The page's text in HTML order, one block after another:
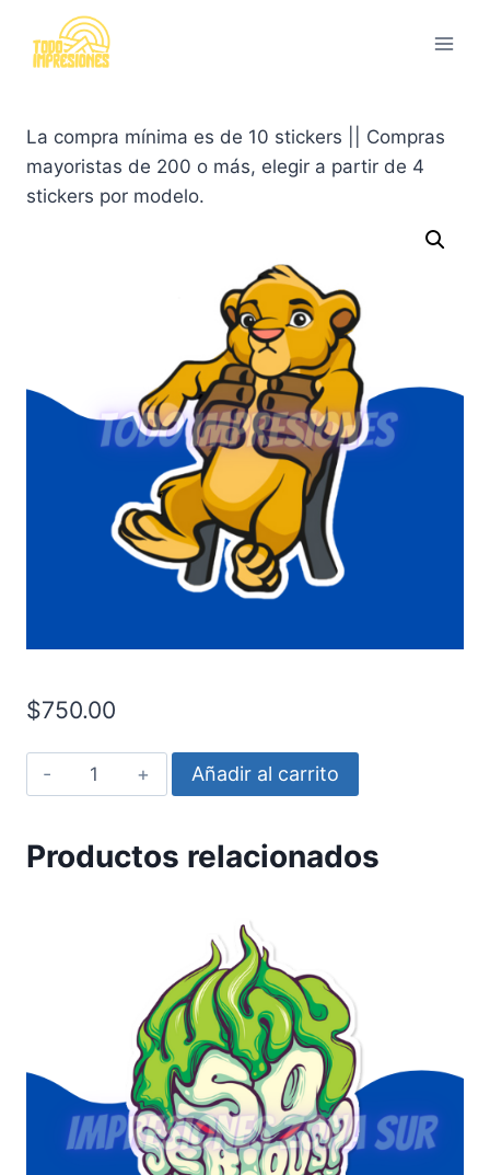
contenido
La compra mínima es de 10 stickers || Compras
mayoristas de 200 o más, elegir a partir de 4
stickers por modelo.
$750.00
Simba
alzado
Añadir al carrito
Productos relacionados